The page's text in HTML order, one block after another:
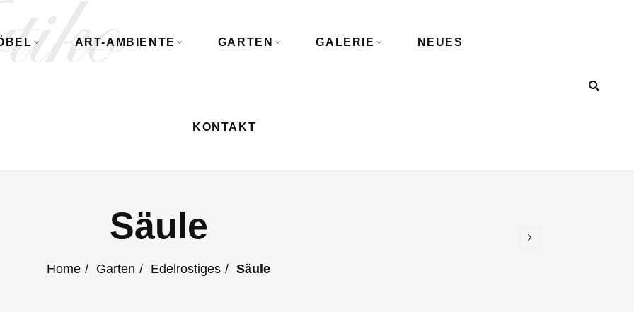
ART-AMBIENTE GARTEN GALERIE NEUES
KONTAKT
Säule
Home Garten Edelrostiges Säule